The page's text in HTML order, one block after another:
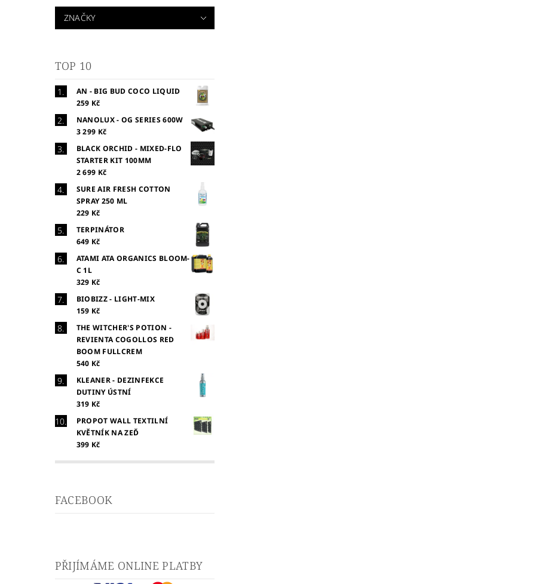
ZNAČKY
TOP 10
AN - BIG BUD COCO LIQUID
259 Kč
NANOLUX - OG SERIES 600W
3 299 Kč
BLACK ORCHID - MIXED-FLO
STARTER KIT 100MM
2 699 Kč
SURE AIR FRESH COTTON
SPRAY 250 ML
229 Kč
TERPINÁTOR
649 Kč
ATAMI ATA ORGANICS BLOOM-
C 1L
329 Kč
BIOBIZZ - LIGHT-MIX
159 Kč
THE WITCHER'S POTION -
REVIENTA COGOLLOS RED
BOOM FULLCREM
540 Kč
KLEANER - DEZINFEKCE
DUTINY ÚSTNÍ
319 Kč
PROPOT WALL TEXTILNÍ
KVĚTNÍK NA ZEĎ
399 Kč
FACEBOOK
PŘIJÍMÁME ONLINE PLATBY